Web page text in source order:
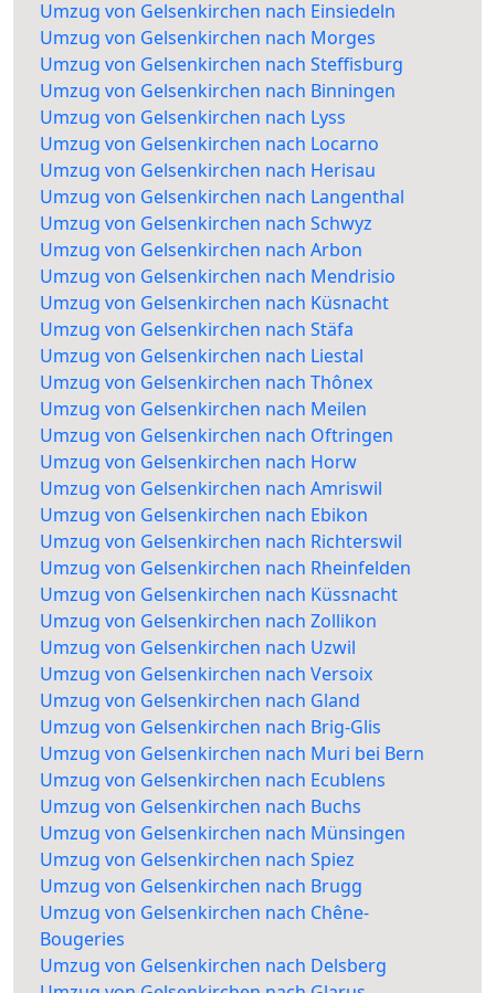
Umzug von Gelsenkirchen nach Einsiedeln
Umzug von Gelsenkirchen nach Morges
Umzug von Gelsenkirchen nach Steffisburg
Umzug von Gelsenkirchen nach Binningen
Umzug von Gelsenkirchen nach Lyss
Umzug von Gelsenkirchen nach Locarno
Umzug von Gelsenkirchen nach Herisau
Umzug von Gelsenkirchen nach Langenthal
Umzug von Gelsenkirchen nach Schwyz
Umzug von Gelsenkirchen nach Arbon
Umzug von Gelsenkirchen nach Mendrisio
Umzug von Gelsenkirchen nach Küsnacht
Umzug von Gelsenkirchen nach Stäfa
Umzug von Gelsenkirchen nach Liestal
Umzug von Gelsenkirchen nach Thônex
Umzug von Gelsenkirchen nach Meilen
Umzug von Gelsenkirchen nach Oftringen
Umzug von Gelsenkirchen nach Horw
Umzug von Gelsenkirchen nach Amriswil
Umzug von Gelsenkirchen nach Ebikon
Umzug von Gelsenkirchen nach Richterswil
Umzug von Gelsenkirchen nach Rheinfelden
Umzug von Gelsenkirchen nach Küssnacht
Umzug von Gelsenkirchen nach Zollikon
Umzug von Gelsenkirchen nach Uzwil
Umzug von Gelsenkirchen nach Versoix
Umzug von Gelsenkirchen nach Gland
Umzug von Gelsenkirchen nach Brig-Glis
Umzug von Gelsenkirchen nach Muri bei Bern
Umzug von Gelsenkirchen nach Ecublens
Umzug von Gelsenkirchen nach Buchs
Umzug von Gelsenkirchen nach Münsingen
Umzug von Gelsenkirchen nach Spiez
Umzug von Gelsenkirchen nach Brugg
Umzug von Gelsenkirchen nach Chêne-
Bougeries
Umzug von Gelsenkirchen nach Delsberg